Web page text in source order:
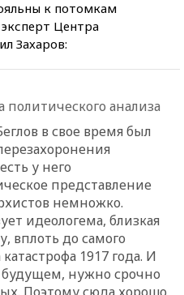
к потомкам
Центра
Захаров:
анализа
в свое время был
у него
представление
немножко.
идеологема, близкая
вплоть до самого
1917 года. И
нужно срочно